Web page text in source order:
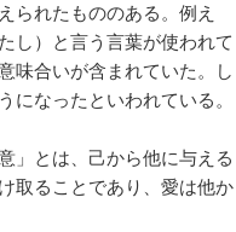
られたもののある。例え
し）と言う言葉が使われて
味合いが含まれていた。し
なったといわれている。
」とは、己から他に与える
取ることであり、愛は他か